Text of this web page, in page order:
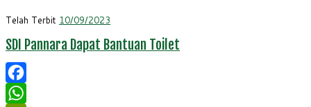
Telah Terbit 10/09/2023
SDI Pannara Dapat Bantuan Toilet
Facebook